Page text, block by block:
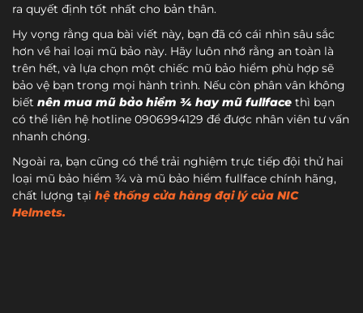
ra quyết định tốt nhất cho bản thân.
Hy vọng rằng qua bài viết này, bạn đã có cái nhìn sâu sắc
hơn về hai loại mũ bảo này. Hãy luôn nhớ rằng an toàn là
trên hết, và lựa chọn một chiếc mũ bảo hiểm phù hợp sẽ
bảo vệ bạn trong mọi hành trình. Nếu còn phân vân không
biết nên mua mũ bảo hiểm ¾ hay mũ fullface thì bạn
có thể liên hệ hotline 0906994129 để được nhân viên tư vấn
nhanh chóng.
Ngoài ra, bạn cũng có thể trải nghiệm trực tiếp đội thử hai
loại mũ bảo hiểm ¾ và mũ bảo hiểm fullface chính hãng,
chất lượng tại hệ thống cửa hàng đại lý của NIC
Helmets.